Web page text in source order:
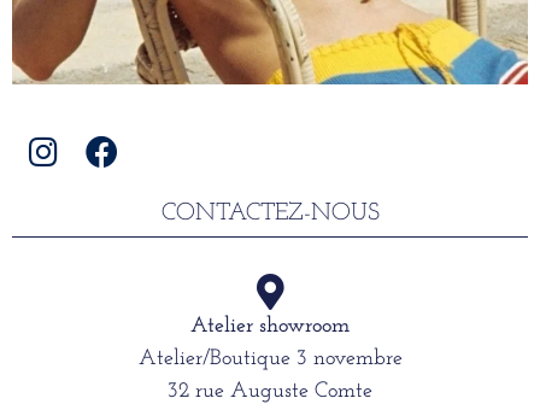
CONTACTEZ-NOUS
Atelier showroom
Atelier/Boutique 3 novembre
32 rue Auguste Comte